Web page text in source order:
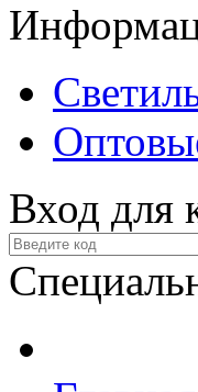
Вход для